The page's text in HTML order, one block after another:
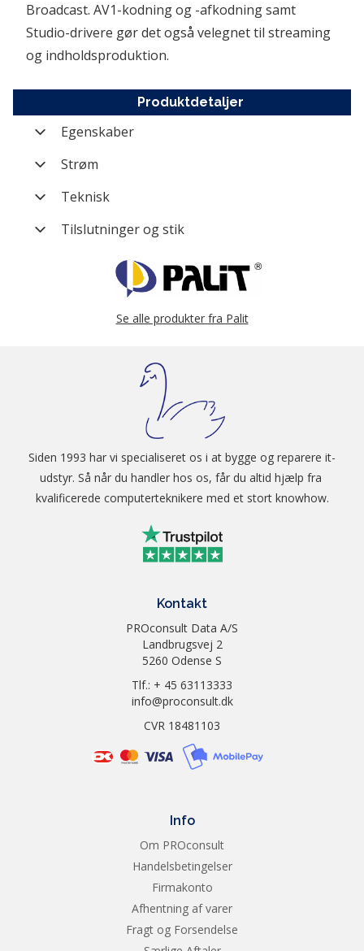
Broadcast. AV1-kodning og -afkodning samt
Studio-drivere gør det også velegnet til streaming
og indholdsproduktion.
Produktdetaljer
Egenskaber
Varenummer
Kategori
NVIDIA GeForce RTX Series
NE75060019P1-GB2063D
Vægt (brutto)
Strøm
Anbefalet PSU
Teknisk
Chip producent
Grafik processor
RAM kapacitet
Tilslutninger og stik
Tilslutningstype
HDMI Type A (Hun) 1 stk.
Tilslutningstype
DisplayPort (Hun) 3 stk.
Se alle produkter fra Palit
Siden 1993 har vi specialiseret os i at bygge og reparere it-
udstyr. Så når du handler hos os, får du altid hjælp fra
kvalificerede computerteknikere med et stort knowhow.
Kontakt
PROconsult Data A/S
Landbrugsvej 2
5260 Odense S
Tlf.: + 45 63113333
info@proconsult.dk
CVR 18481103
Info
Om PROconsult
Handelsbetingelser
Firmakonto
Afhentning af varer
Fragt og Forsendelse